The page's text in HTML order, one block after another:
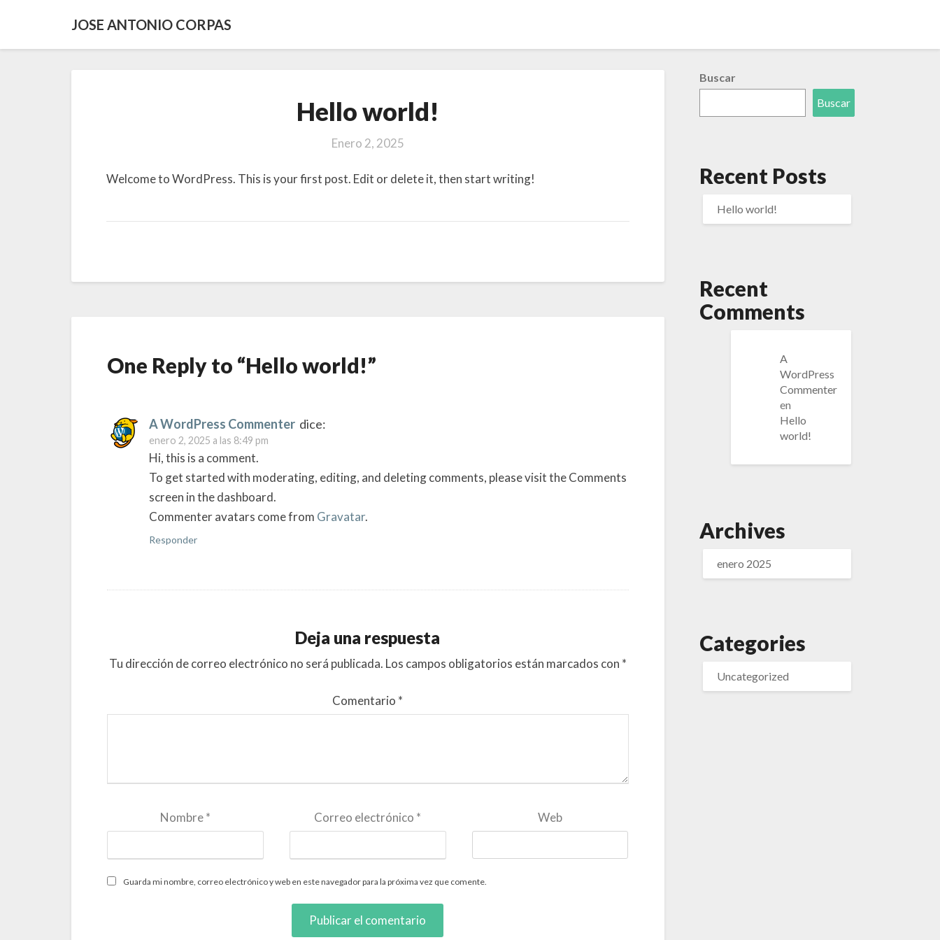
JOSE ANTONIO CORPAS
world!
Hello world!
Enero 2, 2025
Welcome to WordPress. This is your first post. Edit or delete it, then start writing!
One Reply to “Hello world!”
A WordPress Commenter dice:
enero 2, 2025 a las 8:49 pm
Hi, this is a comment.
To get started with moderating, editing, and deleting comments, please visit the Comments
screen in the dashboard.
Commenter avatars come from Gravatar.
Responder
Deja una respuesta
Tu dirección de correo electrónico no será publicada. Los campos obligatorios están marcados con *
Comentario *
Nombre* Correo electrónico * Web
Guarda mi nombre, correo electrónico y web en este navegador para la próxima vez que comente.
Buscar
Buscar
Recent Posts
Hello world!
Recent
Comments
A
WordPress
Commenter
en
Hello
world!
Archives
enero 2025
Categories
Uncategorized